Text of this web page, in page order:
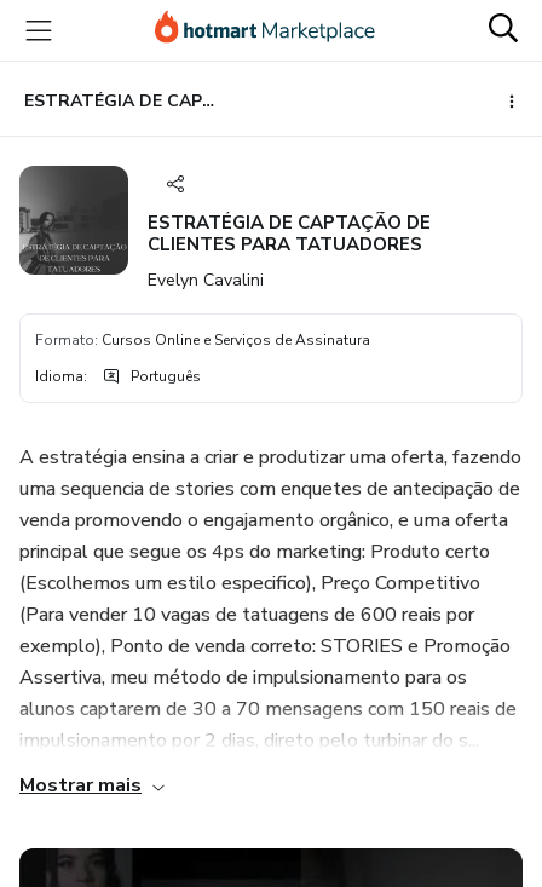
para
conteúdo
principal
para
pagamento
para
rodapé
ESTRATÉGIA DE CAPTAÇÃO DE CLIENTES PARA TATUADORES
ESTRATÉGIA DE CAPTAÇÃO DE
CLIENTES PARA TATUADORES
Evelyn Cavalini
Formato: Cursos Online e Serviços de Assinatura
Idioma: Português
A estratégia ensina a criar e produtizar uma oferta, fazendo
uma sequencia de stories com enquetes de antecipação de
venda promovendo o engajamento orgânico, e uma oferta
principal que segue os 4ps do marketing: Produto certo
(Escolhemos um estilo especifico), Preço Competitivo
(Para vender 10 vagas de tatuagens de 600 reais por
exemplo), Ponto de venda correto: STORIES e Promoção
Assertiva, meu método de impulsionamento para os
alunos captarem de 30 a 70 mensagens com 150 reais de
impulsionamento por 2 dias, direto pelo turbinar do s...
Mostrar mais